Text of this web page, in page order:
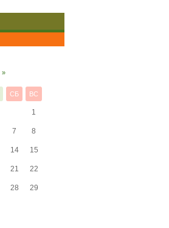
»
СБ ВС
1
7 8
14 15
21 22
28 29